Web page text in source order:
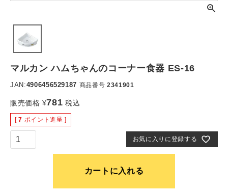
マルカン ハムちゃんのコーナー食器 ES-16
JAN:4906456529187 商品番号 2341901
販売価格 ¥781 税込
[ 7 ポイント進呈 ]
お気に入りに登録する
カートに入れる